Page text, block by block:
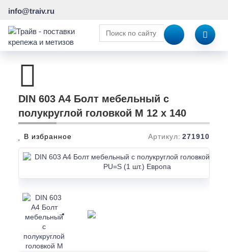
info@traiv.ru
DIN 603 A4 Болт мебельный с
полукруглой головкой M 12 x 140
В избранное Артикул: 271910